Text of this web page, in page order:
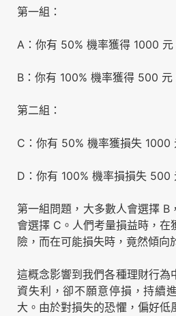
第一組：
A：你有 50% 機率獲得 1000 元
B：你有 100% 機率獲得 500 元
第二組：
C：你有 50% 機率獲損失 1000
D：你有 100% 機率損損失 500
第一組問題，大多數人會選擇 B
會選擇 C。人們考量損益時，在
險，而在可能損失時，竟然傾向
這概念影響到我們各種理財行為
資失利，卻不願意停損，持續
大。由於對損失的恐懼，偏好低